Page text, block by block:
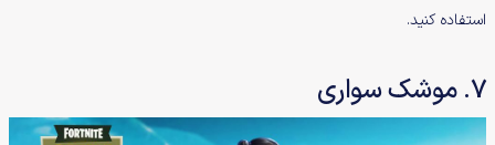
استفاده کنید.
7. موشک سواری